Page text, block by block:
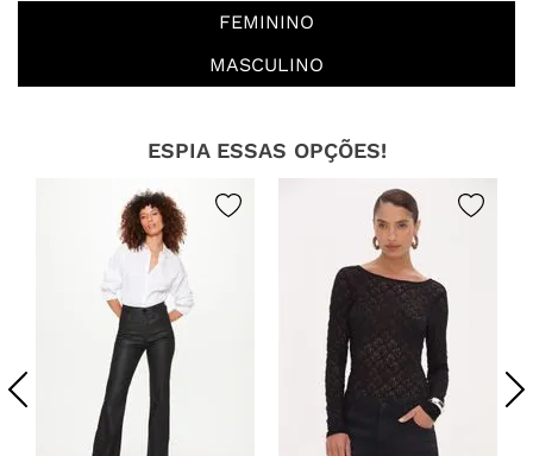
FEMININO
MASCULINO
ESPIA ESSAS OPÇÕES!